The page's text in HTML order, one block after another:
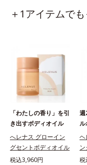
＋1アイテムで
「わたしの香り」を引
き出すボディオイル
へレナス グローイン
グセントボディオイル
税込3,960円
週
ル
ヘ
税